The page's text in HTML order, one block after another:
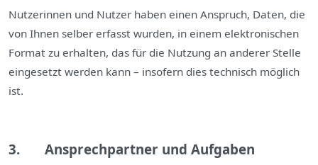
Nutzerinnen und Nutzer haben einen Anspruch, Daten, die
von Ihnen selber erfasst wurden, in einem elektronischen
Format zu erhalten, das für die Nutzung an anderer Stelle
eingesetzt werden kann – insofern dies technisch möglich
ist.
3. Ansprechpartner und Aufgaben